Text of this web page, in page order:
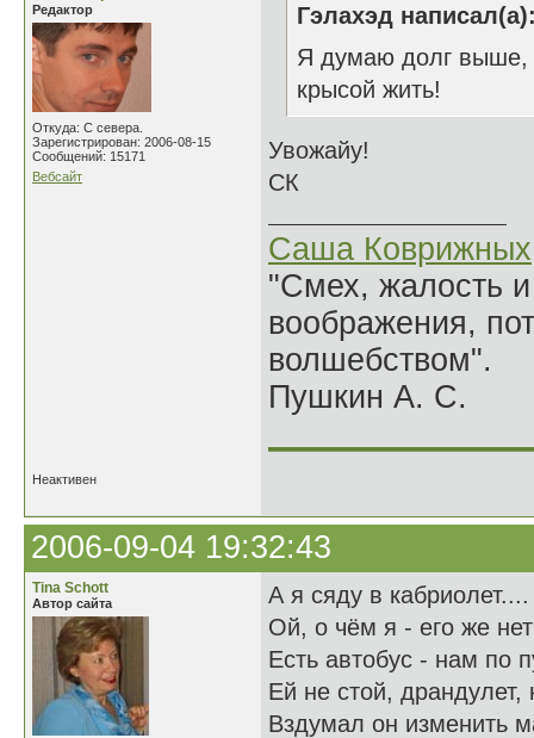
Редактор
Откуда: С севера.
Зарегистрирован: 2006-08-15
Сообщений: 15171
Вебсайт
Гэлахэд
Я думаю долг выше,
крысой жить!
Увожайу!
СК
Саша Коврижных
"Смех, жалость
воображения,
волшебством".
Пушкин А. С.
Неактивен
2006-09-04 19:32:43
Tina Schott
Автор сайта
А я сяду в кабриолет....
Ой, о чём я - его же
Есть автобус - нам по
Ей не стой, драндулет,
Вздумал он изменить